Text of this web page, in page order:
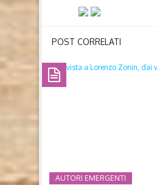
POST CORRELATI
AUTORI EMERGENTI